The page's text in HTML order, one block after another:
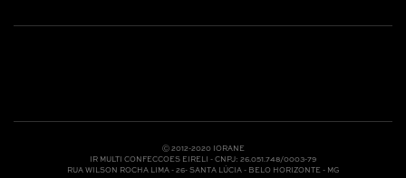
Nossas Lojas
Ⓒ 2012-2020 IORANE
IR MULTI CONFECCOES EIRELI - CNPJ: 26.051.748/0003-79
RUA WILSON ROCHA LIMA - 26- SANTA LÚCIA - BELO HORIZONTE - MG